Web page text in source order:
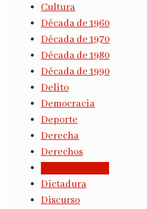
Cultura
Década de 1960
Década de 1970
Década de 1980
Década de 1990
Delito
Democracia
Deporte
Derecha
Derechos
Dictadura
Discurso